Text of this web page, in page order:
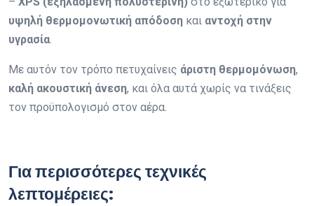
υψηλή θερμομονωτική απόδοση και αντοχή στην
υγρασία.
Με αυτόν τον τρόπο πετυχαίνεις άριστη θερμομόνωση,
καλή ακουστική άνεση, και όλα αυτά χωρίς να τινάξεις
τον προϋπολογισμό στον αέρα.
Για περισσότερες τεχνικές
λεπτομέρειες: